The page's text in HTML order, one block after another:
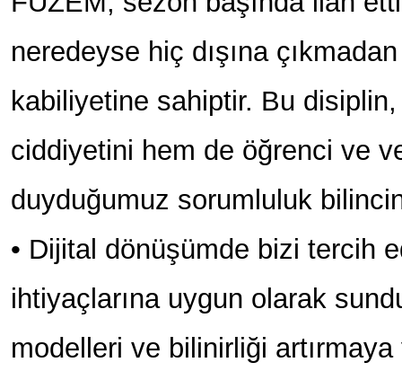
neredeyse hiç dışına
kabiliyetine sahiptir. Bu
ciddiyetini hem de öğrenci ve
duyduğumuz sorumluluk
• Dijital dönüşümde bizi tercih
ihtiyaçlarına uygun olarak
modelleri ve bilinirliği